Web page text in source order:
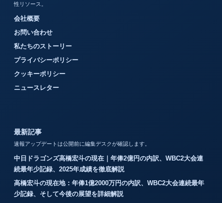
性リソース。
会社概要
お問い合わせ
私たちのストーリー
プライバシーポリシー
クッキーポリシー
ニュースレター
最新記事
速報アップデートは公開前に編集デスクが確認します。
中日ドラゴンズ高橋宏斗の現在｜年俸2億円の内訳、WBC2大会連
続最年少記録、2025年成績を徹底解説
高橋宏斗の現在地：年俸1億2000万円の内訳、WBC2大会連続最年
少記録、そして今後の展望を詳細解説